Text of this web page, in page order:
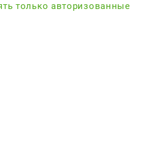
только авторизованные